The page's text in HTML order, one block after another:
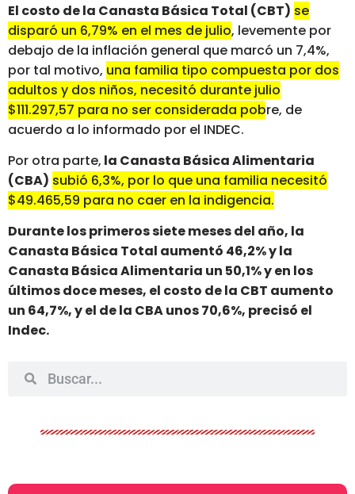
El costo de la Canasta Básica Total (CBT) se
disparó un 6,79% en el mes de julio, levemente por
debajo de la inflación general que marcó un 7,4%,
por tal motivo, una familia tipo compuesta por dos
adultos y dos niños, necesitó durante julio
$111.297,57 para no ser considerada pobre, de
acuerdo a lo informado por el INDEC.
Por otra parte, la Canasta Básica Alimentaria
(CBA) subió 6,3%, por lo que una familia necesitó
$49.465,59 para no caer en la indigencia.
Durante los primeros siete meses del año, la
Canasta Básica Total aumentó 46,2% y la
Canasta Básica Alimentaria un 50,1% y en los
últimos doce meses, el costo de la CBT aumento
un 64,7%, y el de la CBA unos 70,6%, precisó el
Indec.